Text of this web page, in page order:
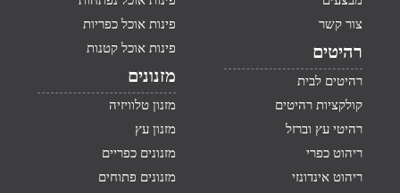
צור קשר
רהיטים
רהיטים לבית
קולקציות רהיטים
רהיטי עץ וברזל
ריהוט כפרי
ריהוט אינדונזי
פינות אוכל כפריות
פינות אוכל קטנות
מזנונים
מזנון טלוויזיה
מזנון עץ
מזנונים כפריים
מזנונים פתוחים